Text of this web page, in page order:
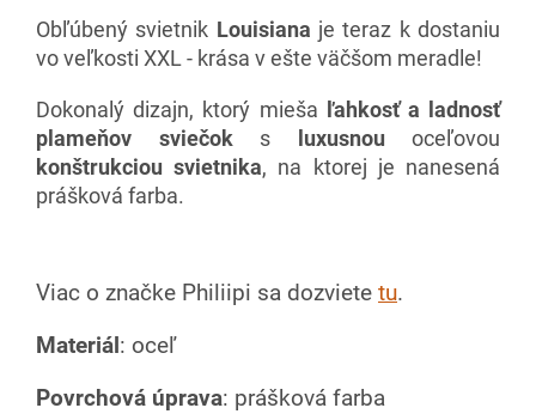
Obľúbený svietnik Louisiana je teraz k dostaniu
vo veľkosti XXL - krása v ešte väčšom meradle!
Dokonalý dizajn, ktorý mieša ľahkosť a ladnosť
plameňov sviečoks luxusnou oceľovou
konštrukciou svietnika, na ktorej je nanesená
prášková farba.
Viac o značke Philiipi sa dozviete tu.
Materiál : oceľ
Povrchová úprava: prášková farba